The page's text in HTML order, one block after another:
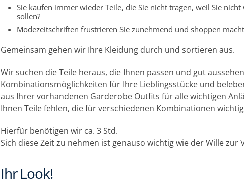
Sie kaufen immer wieder Teile, die Sie nicht tragen, weil Sie
sollen?
Modezeitschriften frustrieren Sie zunehmend und shoppen
Gemeinsam gehen wir Ihre Kleidung durch und sortieren aus.
Wir suchen die Teile heraus, die Ihnen passen und gut
Kombinationsmöglichkeiten für Ihre Lieblingsstücke und
aus Ihrer vorhandenen Garderobe Outfits für alle wichtigen
Ihnen Teile fehlen, die für verschiedenen Kombinationen
Hierfür benötigen wir ca. 3 Std.
Sich diese Zeit zu nehmen ist genauso wichtig wie der Wille zur
Ihr Look!